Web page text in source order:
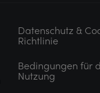
Datenschutz &
Richtlinie
Bedingungen für
Nutzung